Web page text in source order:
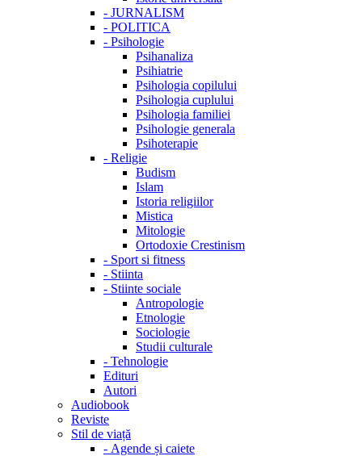
- JURNALISM
- POLITICA
- Psihologie
Psihanaliza
Psihiatrie
Psihologia copilului
Psihologia cuplului
Psihologia familiei
Psihologie generala
Psihoterapie
- Religie
Budism
Islam
Istoria religiilor
Mistica
Mitologie
Ortodoxie Crestinism
- Sport si fitness
- Stiinta
- Stiinte sociale
Antropologie
Etnologie
Sociologie
Studii culturale
- Tehnologie
Edituri
Autori
Audiobook
Reviste
Stil de viață
- Agende și caiete